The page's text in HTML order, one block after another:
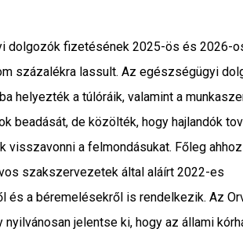
dolgozók fizetésének 2025-ös és 2026-
százalékra lassult. Az egészségügyi
helyezték a túlóráik, valamint a
beadását, de közölték, hogy hajlandók
visszavonni a felmondásukat. Főleg ahhoz
szakszervezetek által aláírt 2022-es
és a béremelésekről is rendelkezik. Az
jelentse ki, hogy az állami